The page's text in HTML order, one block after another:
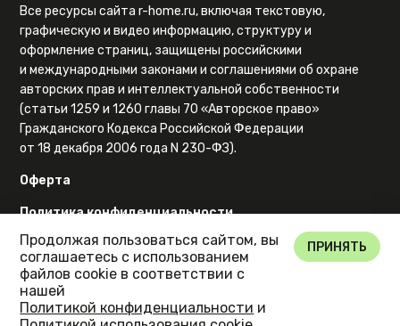
Все ресурсы сайта r-home.ru, включая текстовую,
графическую и видео информацию, структуру и
оформление страниц, защищены российскими
и международными законами и соглашениями об охране
авторских прав и интеллектуальной собственности
(статьи 1259 и 1260 главы 70 «Авторское право»
Гражданского Кодекса Российской Федерации
от 18 декабря 2006 года N 230-ФЗ).
Оферта
Политика конфиденциальности
Карта сайта
Продолжая пользоваться сайтом, вы
соглашаетесь с использованием
файлов cookie в соответствии с
нашей
Политикой конфиденциальности и
ПРИНЯТЬ